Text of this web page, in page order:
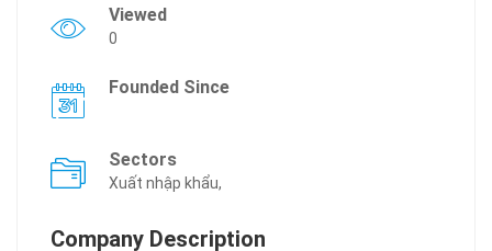
Viewed
0
Founded Since
Sectors
Xuất nhập khẩu,
Company Description